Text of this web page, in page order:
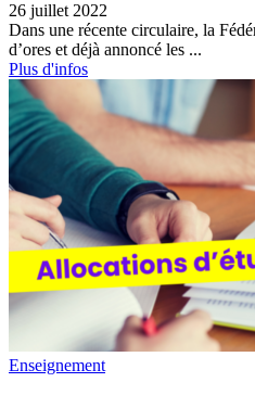
26 juillet 2022
Dans une récente circulaire, la
d’ores et déjà annoncé les ...
Plus d'infos
Enseignement